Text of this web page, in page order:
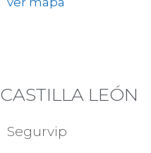
CASTILLA LEÓN
Segurvip